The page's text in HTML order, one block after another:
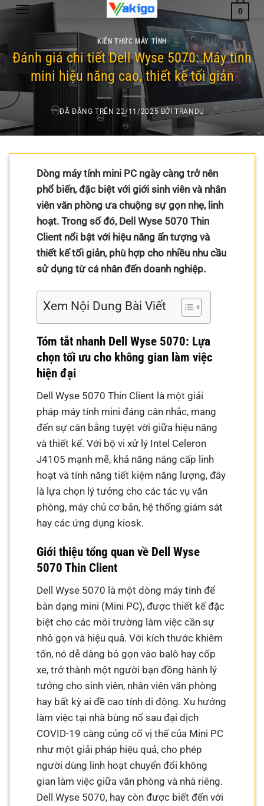
Chuyển
dung
0
KIẾN THỨC MÁY TÍNH
Đánh giá chi tiết Dell Wyse 5070: Máy tính
mini hiệu năng cao, thiết kế tối giản
ĐÃ ĐĂNG TRÊN22/11/2025 BỞITRANDU
Dòng máy tính mini PC ngày càng trở nên
phổ biến, đặc biệt với giới sinh viên và nhân
viên văn phòng ưa chuộng sự gọn nhẹ, linh
hoạt. Trong số đó, Dell Wyse 5070 Thin
Client nổi bật với hiệu năng ấn tượng và
thiết kế tối giản, phù hợp cho nhiều nhu cầu
sử dụng từ cá nhân đến doanh nghiệp.
Xem Nội Dung Bài Viết
Tóm tắt nhanh Dell Wyse 5070: Lựa
chọn tối ưu cho không gian làm việc
hiện đại
Dell Wyse 5070 Thin Client là một giải
pháp máy tính mini đáng cân nhắc, mang
đến sự cân bằng tuyệt vời giữa hiệu năng
và thiết kế. Với bộ vi xử lý Intel Celeron
J4105 mạnh mẽ, khả năng nâng cấp linh
hoạt và tính năng tiết kiệm năng lượng, đây
là lựa chọn lý tưởng cho các tác vụ văn
phòng, máy chủ cơ bản, hệ thống giám sát
hay các ứng dụng kiosk.
Giới thiệu tổng quan về Dell Wyse
5070 Thin Client
Dell Wyse 5070 là một dòng máy tính để
bàn dạng mini (Mini PC), được thiết kế đặc
biệt cho các môi trường làm việc cần sự
nhỏ gọn và hiệu quả. Với kích thước khiêm
tốn, nó dễ dàng bỏ gọn vào balô hay cốp
xe, trở thành một người bạn đồng hành lý
tưởng cho sinh viên, nhân viên văn phòng
hay bất kỳ ai đề cao tính di động. Xu hướng
làm việc tại nhà bùng nổ sau đại dịch
COVID-19 càng củng cố vị thế của Mini PC
như một giải pháp hiệu quả, cho phép
người dùng linh hoạt chuyển đổi không
gian làm việc giữa văn phòng và nhà riêng.
Dell Wyse 5070, hay còn được biết đến với